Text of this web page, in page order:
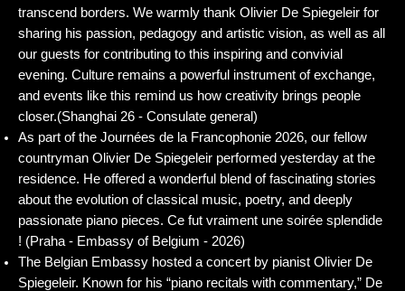
transcend borders. We warmly thank Olivier De Spiegeleir for
sharing his passion, pedagogy and artistic vision, as well as all
our guests for contributing to this inspiring and convivial
evening. Culture remains a powerful instrument of exchange,
and events like this remind us how creativity brings people
closer.(Shanghai 26 - Consulate general)
As part of the Journées de la Francophonie 2026, our fellow
countryman Olivier De Spiegeleir performed yesterday at the
residence. He offered a wonderful blend of fascinating stories
about the evolution of classical music, poetry, and deeply
passionate piano pieces. Ce fut vraiment une soirée splendide
! (Praha - Embassy of Belgium - 2026)
The Belgian Embassy hosted a concert by pianist Olivier De
Spiegeleir. Known for his “piano recitals with commentary,” De